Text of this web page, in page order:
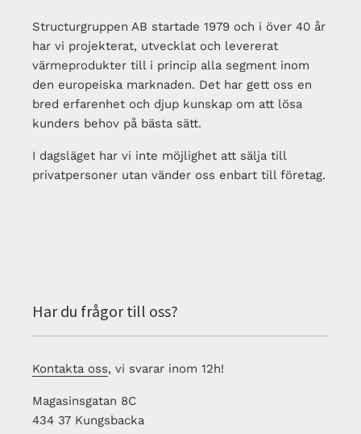
Structurgruppen AB startade 1979 och i över 40 år
har vi projekterat, utvecklat och levererat
värmeprodukter till i princip alla segment inom
den europeiska marknaden. Det har gett oss en
bred erfarenhet och djup kunskap om att lösa
kunders behov på bästa sätt.
I dagsläget har vi inte möjlighet att sälja till
privatpersoner utan vänder oss enbart till företag.
Har du frågor till oss?
Kontakta oss, vi svarar inom 12h!
Magasinsgatan 8C
434 37 Kungsbacka